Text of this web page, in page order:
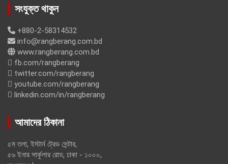
সংযুক্ত থাকুন
+880-2-58314532
info@rangberang.com.bd
www.rangberang.com.bd
fb.com/rangberang
twitter.com/rangberang
youtube.com/rangberang
linkedin.com/in/rangberang
আমাদের ঠিকানা
৫ম তলা, ইস্টার্ন ট্রেড সেন্টার,
৫৬ ইনার সার্কুলার রোড, ঢাকা - ১০০০,